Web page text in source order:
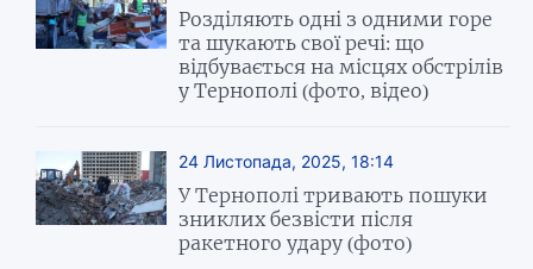
Розділяють одні з одними горе
та шукають свої речі: що
відбувається на місцях обстрілів
у Тернополі (фото, відео)
24 Листопада, 2025, 18:14
У Тернополі тривають пошуки
зниклих безвісти після
ракетного удару (фото)